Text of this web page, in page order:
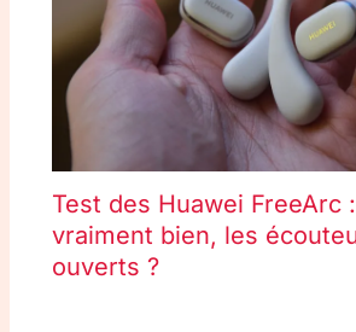
Test des Huawei FreeArc :
vraiment bien, les
ouverts ?